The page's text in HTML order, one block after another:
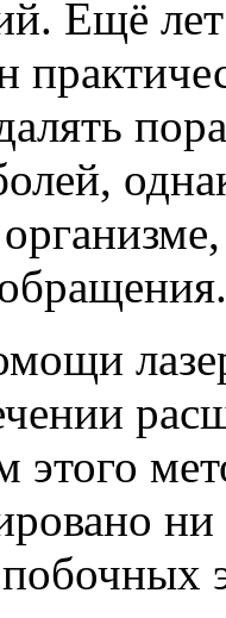
Ещё лет